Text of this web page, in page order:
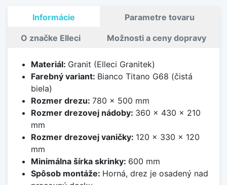
Informácie Parametre tovaru
O značke Elleci Možnosti a ceny dopravy
Materiál: Granit (Elleci Granitek)
Farebný variant: Bianco Titano G68 (čistá
biela)
Rozmer drezu: 780 x 500 mm
Rozmer drezovej nádoby: 360 x 430 x 210
mm
Rozmer drezovej vaničky: 120 x 330 x 120
mm
Minimálna šírka skrinky: 600 mm
Spôsob montáže: Horná, drez je osadený nad